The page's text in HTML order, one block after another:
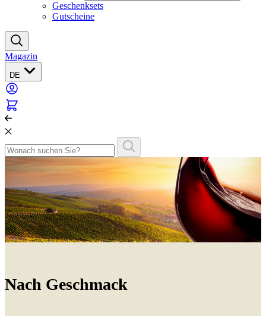
Geschenksets
Gutscheine
Magazin
DE
Nach Geschmack